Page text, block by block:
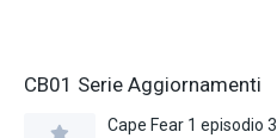
CB01 Serie Aggiornamenti
Cape Fear 1 episodio 3